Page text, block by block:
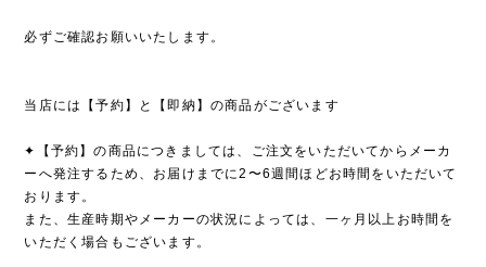
必ずご確認お願いいたします。
当店には【予約】と【即納】の商品がございます
✦【予約】の商品につきましては、ご注文をいただいてからメーカ
ーへ発注するため、お届けまでに2〜6週間ほどお時間をいただいて
おります。
また、生産時期やメーカーの状況によっては、一ヶ月以上お時間を
いただく場合もございます。